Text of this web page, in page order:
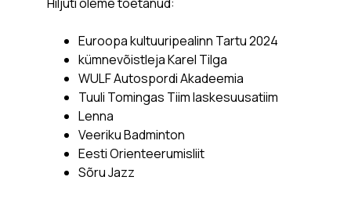
Euroopa kultuuripealinn Tartu 2024
kümnevõistleja Karel Tilga
WULF Autospordi Akadeemia
Tuuli Tomingas Tiim laskesuusatiim
Lenna
Veeriku Badminton
Eesti Orienteerumisliit
Sõru Jazz